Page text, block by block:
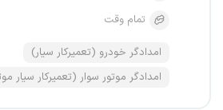
تمام وقت
امدادگر خودرو (تعمیرکار سیار)
امدادگر موتور سوار (تعمیرکار سیار